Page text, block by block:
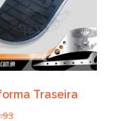
Traseira